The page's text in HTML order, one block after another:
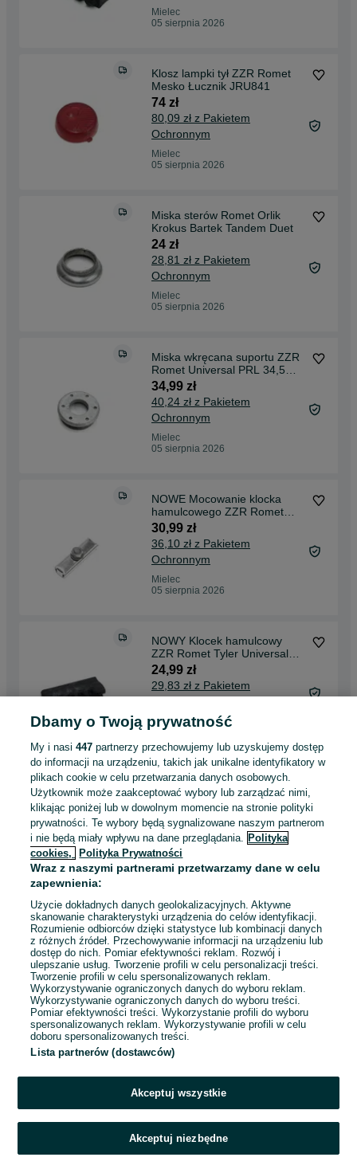
Mielec
05 sierpnia 2026
Klosz lampki tył ZZR Romet
Mesko Łucznik JRU841
74 zł
80,09 zł z Pakietem
Ochronnym
Mielec
05 sierpnia 2026
Miska sterów Romet Orlik
Krokus Bartek Tandem Duet
24 zł
28,81 zł z Pakietem
Ochronnym
Mielec
05 sierpnia 2026
Miska wkręcana suportu ZZR
Romet Universal PRL 34,5
mm
34,99 zł
40,24 zł z Pakietem
Ochronnym
Mielec
05 sierpnia 2026
NOWE Mocowanie klocka
hamulcowego ZZR Romet
Universal Tyler PRL
30,99 zł
36,10 zł z Pakietem
Ochronnym
Mielec
05 sierpnia 2026
NOWY Klocek hamulcowy
ZZR Romet Tyler Universal
PRL 4 cm
24,99 zł
29,83 zł z Pakietem
Mielec
05 sierpnia 2026
Śruba Siodełka Romet Wigry
Jubilat Wagant Orkan
25 zł
29,89 zł z Pakietem
Ochronnym
Mielec
05 sierpnia 2026
1 ... 34 ... 303
Zadzwoń / SMS
Dbamy o Twoją prywatność
My i nasi447 partnerzy przechowujemy lub uzyskujemy dostęp
do informacji na urządzeniu, takich jak unikalne identyfikatory w
plikach cookie w celu przetwarzania danych osobowych.
Użytkownik może zaakceptować wybory lub zarządzać nimi,
klikając poniżej lub w dowolnym momencie na stronie polityki
prywatności. Te wybory będą sygnalizowane naszym partnerom
i nie będą miały wpływu na dane przeglądania. Polityka
cookies,
Polityka Prywatności
Wraz z naszymi partnerami przetwarzamy dane w celu
zapewnienia:
Użycie dokładnych danych geolokalizacyjnych. Aktywne
skanowanie charakterystyki urządzenia do celów identyfikacji.
Rozumienie odbiorców dzięki statystyce lub kombinacji danych
z różnych źródeł. Przechowywanie informacji na urządzeniu lub
dostęp do nich. Pomiar efektywności reklam. Rozwój i
ulepszanie usług. Tworzenie profili w celu personalizacji treści.
Tworzenie profili w celu spersonalizowanych reklam.
Wykorzystywanie ograniczonych danych do wyboru reklam.
Wykorzystywanie ograniczonych danych do wyboru treści.
Pomiar efektywności treści. Wykorzystanie profili do wyboru
spersonalizowanych reklam. Wykorzystywanie profili w celu
doboru spersonalizowanych treści.
Lista partnerów (dostawców)
Akceptuj wszystkie
Akceptuj niezbędne